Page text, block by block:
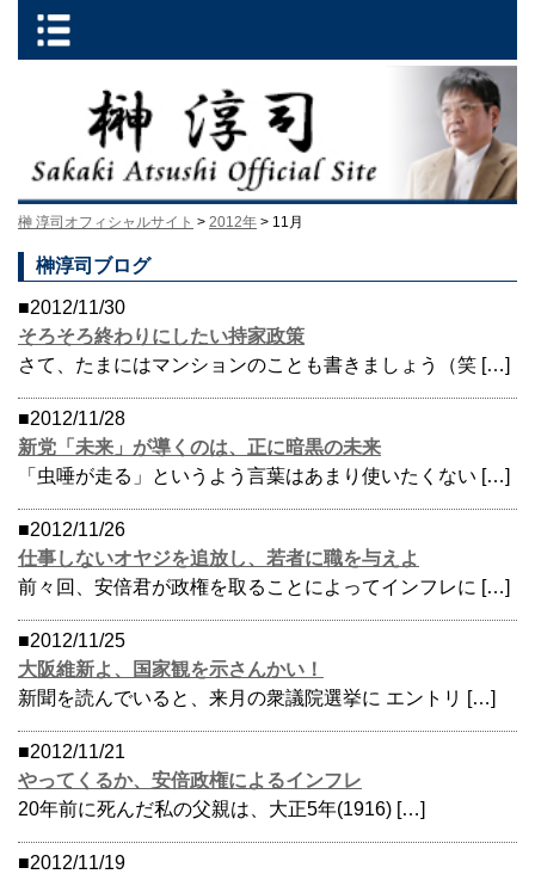
榊 淳司オフィシャルサイト > 2012年 > 11月
榊淳司ブログ
■2012/11/30
そろそろ終わりにしたい持家政策
さて、たまにはマンションのことも書きましょう（笑 […]
■2012/11/28
新党「未来」が導くのは、正に暗黒の未来
「虫唾が走る」というよう言葉はあまり使いたくない […]
■2012/11/26
仕事しないオヤジを追放し、若者に職を与えよ
前々回、安倍君が政権を取ることによってインフレに […]
■2012/11/25
大阪維新よ、国家観を示さんかい！
新聞を読んでいると、来月の衆議院選挙に エントリ […]
■2012/11/21
やってくるか、安倍政権によるインフレ
20年前に死んだ私の父親は、大正5年(1916) […]
■2012/11/19